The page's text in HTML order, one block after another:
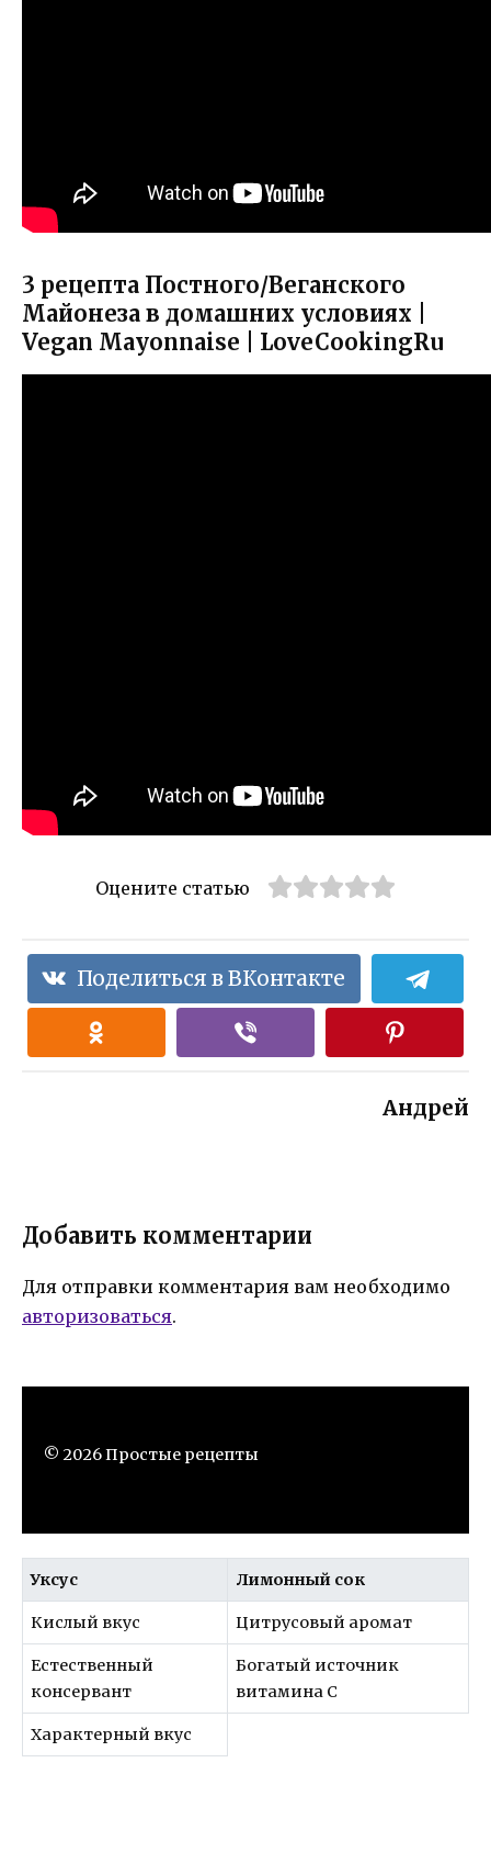
3 рецепта Постного/Веганского
Майонеза в домашних условиях |
Vegan Mayonnaise | LoveCookingRu
Оцените статью
Поделиться в ВКонтакте
Андрей
Добавить комментарии
Для отправки комментария вам необходимо
авторизоваться.
© 2026 Простые рецепты
Уксус Лимонный сок
Кислый вкус Цитрусовый аромат
Естественный
консервант
Богатый источник
витамина C
Характерный вкус